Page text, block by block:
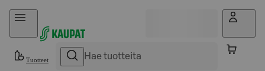
Hyppää sisältöön
Tuotteet